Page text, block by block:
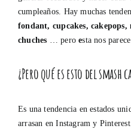
cumpleaños. Hay muchas
fondant, cupcakes, cakepops,
chuches … peroesta nos
¿Pero qué es esto del smash
Es una tendencia en estados
arrasan en Instagram y